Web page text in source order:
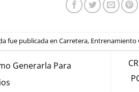
fue publicada en Carretera, Entrenamiento
Generarla Para